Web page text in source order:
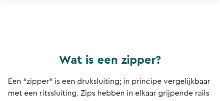
Wat is een zipper?
Een “zipper” is een druksluiting; in principe vergelijkbaar
met een ritssluiting. Zips hebben in elkaar grijpende rails